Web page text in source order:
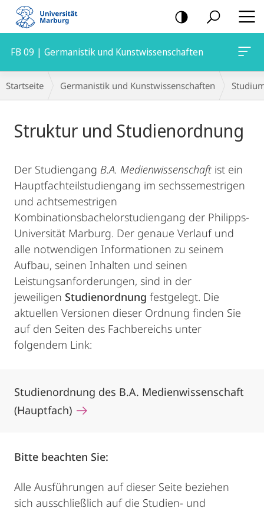
Mobile-
Navigation
FB 09 | Germanistik und Kunstwissenschaften
Breadcrumb-
Navigation
Startseite Germanistik und Kunstwissenschaften
Struktur und Studienordnung
Der Studiengang B.A. Medienwissenschaft ist ein
Hauptfachteilstudiengang im sechssemestrigen
und achtsemestrigen
Kombinationsbachelorstudiengang der Philipps-
Universität Marburg. Der genaue Verlauf und
alle notwendigen Informationen zu seinem
Aufbau, seinen Inhalten und seinen
Leistungsanforderungen, sind in der
jeweiligen Studienordnung festgelegt. Die
aktuellen Versionen dieser Ordnung finden Sie
auf den Seiten des Fachbereichs unter
folgendem Link:
Studienordnung des B.A. Medienwissenschaft
(Hauptfach)
Bitte beachten Sie:
Alle Ausführungen auf dieser Seite beziehen
sich ausschließlich auf die Studien- und